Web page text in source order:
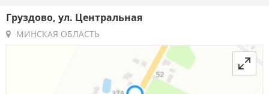
Груздово, ул. Центральная
МИНСКАЯ ОБЛАСТЬ